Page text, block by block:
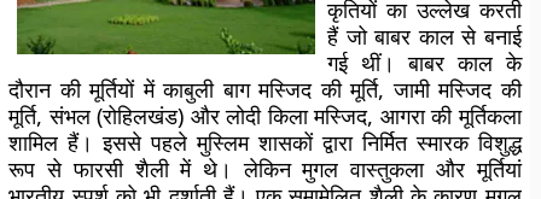
कृतियों का उल्लेख करती
हैं जो बाबर काल से बनाई
गई थीं। बाबर काल के
दौरान की मूर्तियों में काबुली बाग मस्जिद की मूर्ति, जामी मस्जिद की
मूर्ति, संभल (रोहिलखंड) और लोदी किला मस्जिद, आगरा की मूर्तिकला
शामिल हैं। इससे पहले मुस्लिम शासकों द्वारा निर्मित स्मारक विशुद्ध
रूप से फारसी शैली में थे। लेकिन मुगल वास्तुकला और मूर्तियां